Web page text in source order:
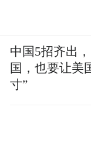
的获奖者，
有人认为，
步强化“球星
中国5招齐出
国，也要让美
寸”